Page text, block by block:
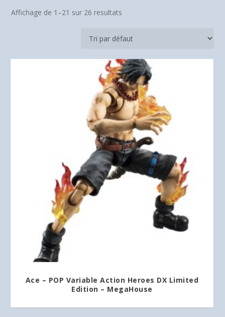
Affichage de 1–21 sur 26 resultats
Ace – POP Variable Action Heroes DX Limited
Edition – MegaHouse